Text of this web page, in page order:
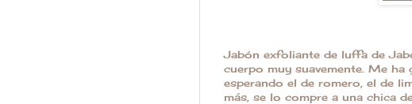
Jabón exfoliante de luffa de
cuerpo muy suavemente. Me
esperando el de romero, el de
más, se lo compre a una chica